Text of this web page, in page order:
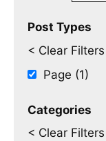
Post Types
< Clear Filters
Page (1)
Categories
< Clear Filters